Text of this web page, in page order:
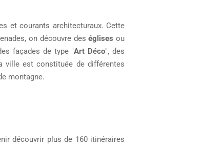
et courants architecturaux. Cette
on découvre deséglises ou
façades de type "Art Déco", des
ville est constituée de différentes
montagne.
découvrir plus de 160 itinéraires